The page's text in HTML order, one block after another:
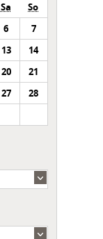
Sa
So
6
7
13
14
20
21
27
28